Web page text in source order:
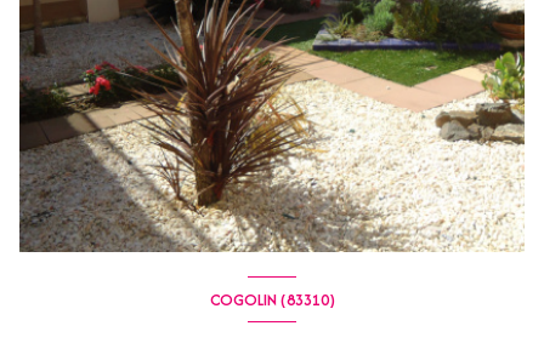
COGOLIN (83310)